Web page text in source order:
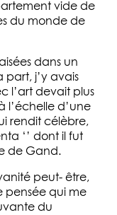
vide de
du monde de
dans un
j’y avais
l’art devait plus
l’échelle d’une
rendit célèbre,
‘’ dont il fut
de Gand.
peut- être,
pensée qui me
du